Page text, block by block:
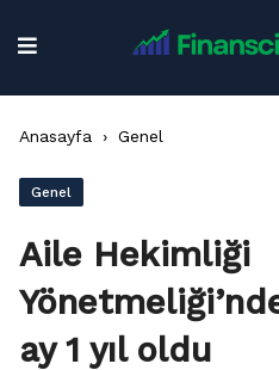
Anasayfa › Genel
Genel
Aile Hekimliği
ay 1 yıl oldu